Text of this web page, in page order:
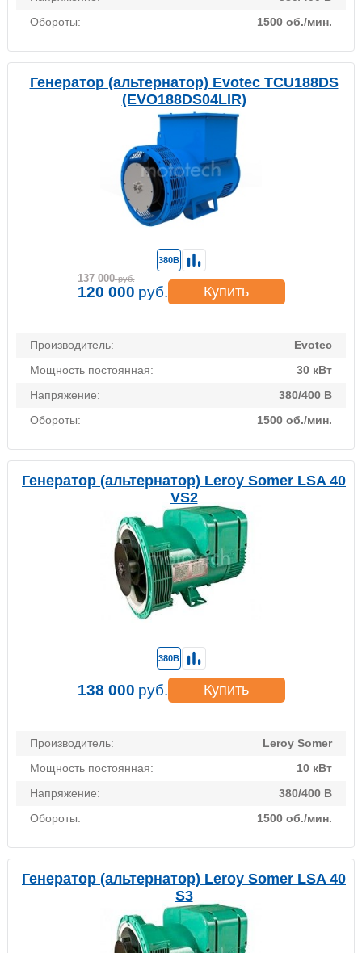
Обороты:
1500 об./мин.
Генератор (альтернатор) Evotec TCU188DS
(EVO188DS04LIR)
Производитель:
Evotec
Мощность постоянная:
30 кВт
Напряжение:
380/400 В
Обороты:
1500 об./мин.
380В
137 000 руб.
120 000 руб. Купить
Генератор (альтернатор) Leroy Somer LSA 40
VS2
Производитель:
Leroy Somer
Мощность постоянная:
10 кВт
Напряжение:
380/400 В
Обороты:
1500 об./мин.
380В
138 000 руб. Купить
Генератор (альтернатор) Leroy Somer LSA 40
S3